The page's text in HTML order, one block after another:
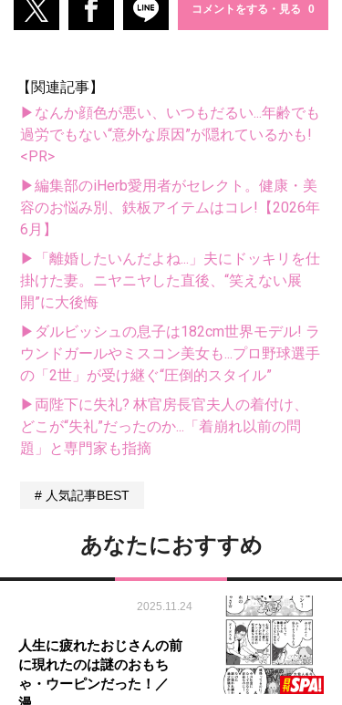
コメントをする・見る
【関連記事】
▶なんか顔色が悪い、いつもだるい...年齢でも
過労でもない“意外な原因”が隠れているかも!
<PR>
▶編集部のiHerb愛用者がセレクト。健康・美
容のお悩み別、鉄板アイテムはコレ!【2026年
6月】
▶「離婚したいんだよね...」夫にドッキリを仕
掛けた妻。ニヤニヤした直後、“笑えない展
開”に大後悔
▶ダルビッシュの息子は182cm世界モデル! ラ
ウンドガールやミスコン美女も...プロ野球選手
の「2世」が受け継ぐ“圧倒的スタイル”
▶両陛下に失礼? 林官房長官夫人の着付け、
どこが“失礼”だったのか...「着崩れ以前の問
題」と専門家も指摘
人気記事BEST
あなたにおすすめ
2025.11.24
人生に疲れたおじさんの前
に現れたのは謎のおもち
ゃ・ウーピンだった！／